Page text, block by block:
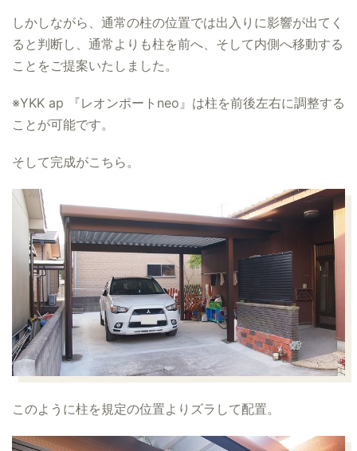
しかしながら、通常の柱の位置では出入りに影響が出てく
ると判断し、通常よりも柱を前へ、そして内側へ移動する
ことをご提案いたしました。
※YKK ap 『レオンポートneo』は柱を前後左右に調整する
ことが可能です。
そして完成がこちら。
このように柱を規定の位置よりズラして配置。